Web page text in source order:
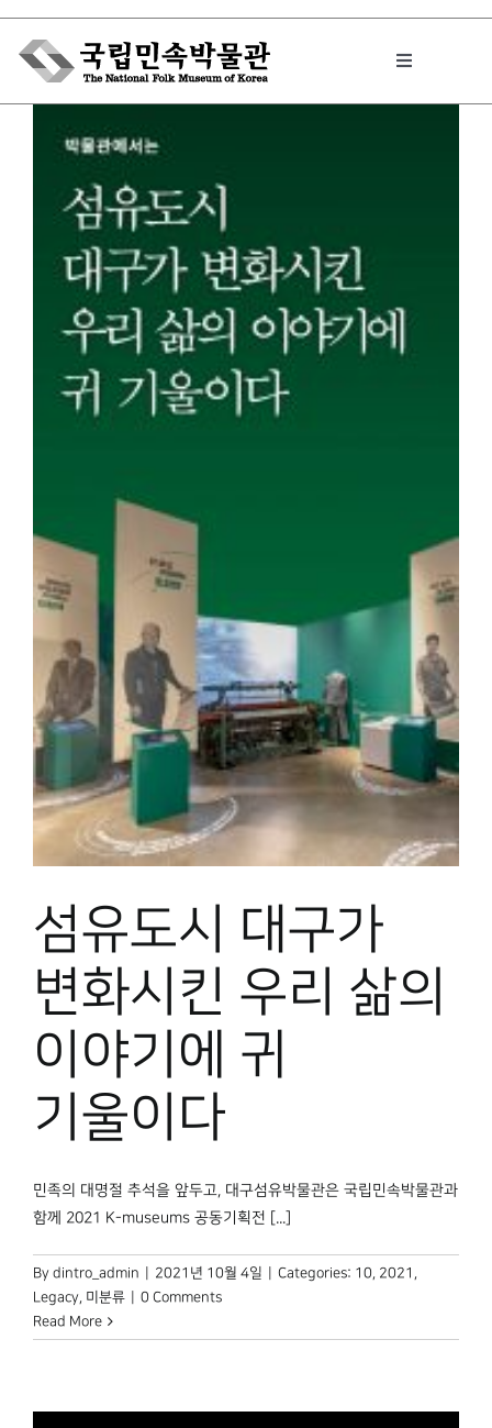
Skip
content
Toggle
박물관에서는
민속이야기
민속 인사이드
원문보기 PDF
박물관 홈페이지
섬유도시 대구가
변화시킨 우리 삶의
이야기에 귀
기울이다
민족의 대명절 추석을 앞두고, 대구섬유박물관은 국립민속박물관과
함께 2021 K-museums 공동기획전 [...]
By dintro_admin 2021년 10월 4일 Categories: 10, 2021 ,
Legacy, 미분류
0 Comments
Read More